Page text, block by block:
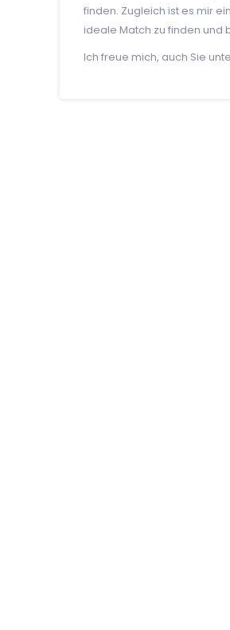
finden. Zugleich ist es mir
ideale Match zu finden und
Ich freue mich, auch Sie